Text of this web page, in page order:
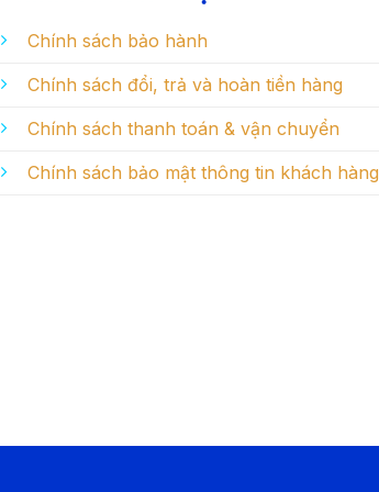
Chính sách bảo hành
Chính sách đổi, trả và hoàn tiền hàng
Chính sách thanh toán & vận chuyển
Chính sách bảo mật thông tin khách hàng